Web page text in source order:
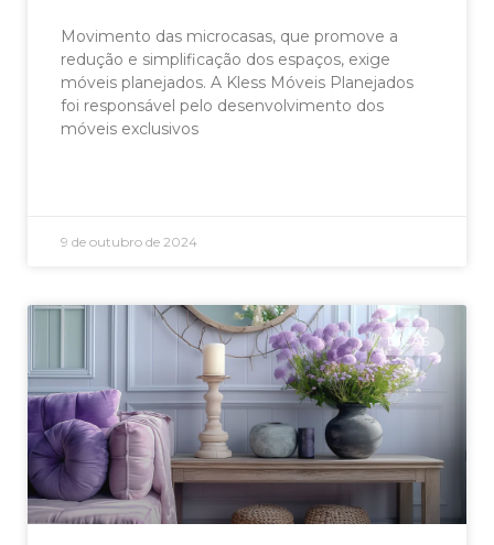
Movimento das microcasas, que promove a
redução e simplificação dos espaços, exige
móveis planejados. A Kless Móveis Planejados
foi responsável pelo desenvolvimento dos
móveis exclusivos
9 de outubro de 2024
DICAS